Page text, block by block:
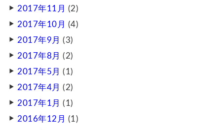
2017年11月 (2)
2017年10月 (4)
2017年9月 (3)
2017年8月 (2)
2017年5月 (1)
2017年4月 (2)
2017年1月 (1)
2016年12月 (1)